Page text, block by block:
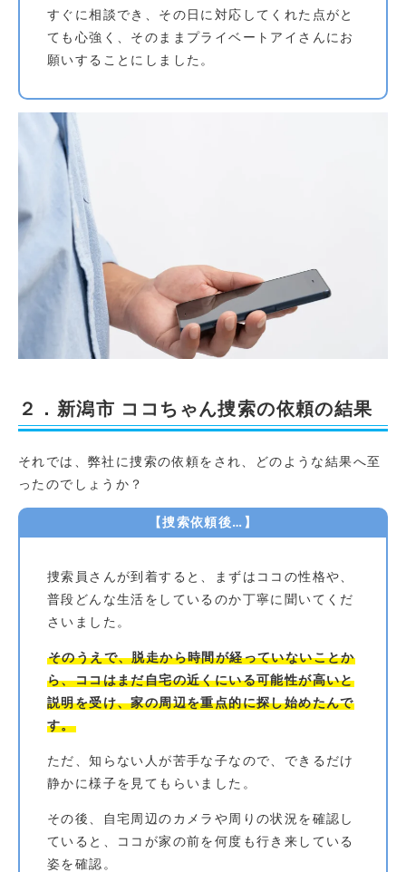
すぐに相談でき、その日に対応してくれた点がと
ても心強く、そのままプライベートアイさんにお
願いすることにしました。
２．新潟市 ココちゃん捜索の依頼の結果
それでは、弊社に捜索の依頼をされ、どのような結果へ至
ったのでしょうか？
【捜索依頼後…】
捜索員さんが到着すると、まずはココの性格や、
普段どんな生活をしているのか丁寧に聞いてくだ
さいました。
そのうえで、脱走から時間が経っていないことか
ら、ココはまだ自宅の近くにいる可能性が高いと
説明を受け、家の周辺を重点的に探し始めたんで
す。
ただ、知らない人が苦手な子なので、できるだけ
静かに様子を見てもらいました。
その後、自宅周辺のカメラや周りの状況を確認し
ていると、ココが家の前を何度も行き来している
姿を確認。